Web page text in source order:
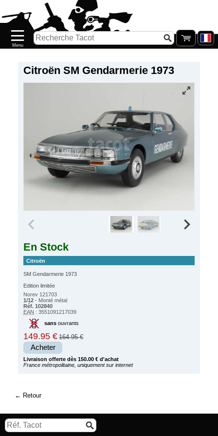
Citroën SM Gendarmerie 1973
En Stock
Citroën
SM Gendarmerie 1973
Edition limitée
Norev 121703
1/12 - Monté métal
Réf. 102840
EAN : 3551091217039
sansouvrants
149.95 € 164.95 €
Acheter
Livraison offerte dès 150.00 € d'achat
France métropolitaine, uniquement sur internet
Retour
Nouveautés
Catalogue/Stock